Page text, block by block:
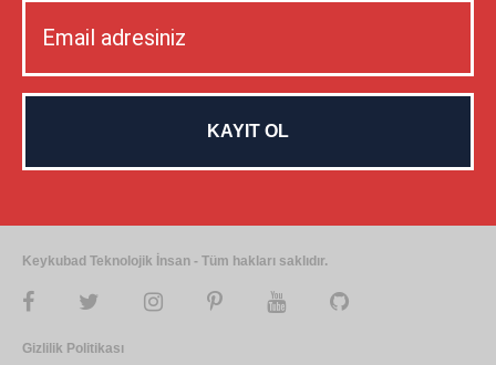
Keykubad Teknolojik İnsan - Tüm hakları saklıdır.
Gizlilik Politikası